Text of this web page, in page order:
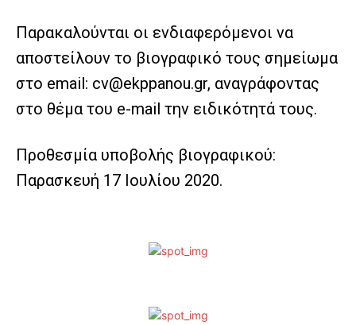
Παρακαλούνται οι ενδιαφερόμενοι να
αποστείλουν το βιογραφικό τους σημείωμα
στο email: cv@ekppanou.gr, αναγράφοντας
στο θέμα του e-mail την ειδικότητά τους.
Προθεσμία υποβολής βιογραφικού:
Παρασκευή 17 Ιουλίου 2020.